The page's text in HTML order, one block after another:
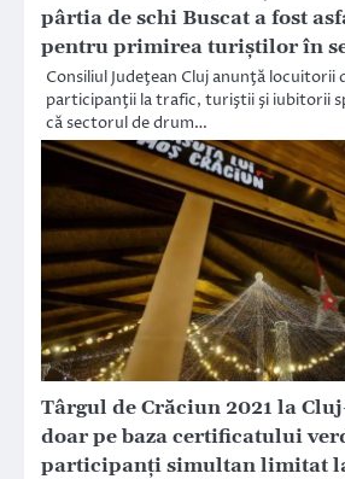
pârtia de schi Buscat a fost
pentru primirea turiştilor în
Consiliul Judeţean Cluj anunţă locuitorii
participanţii la trafic, turiştii şi iubitorii
că sectorul de drum…
Târgul de Crăciun 2021 la
doar pe baza certificatului
participanți simultan limitat